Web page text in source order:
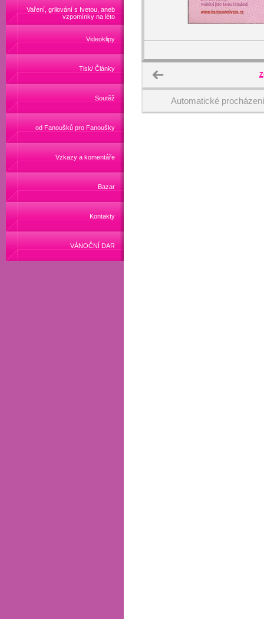
Vaření, grilování s Ivetou, aneb
vzpomínky na léto
Videoklipy
Tisk/ Články
Soutěž
od Fanoušků pro Fanoušky
Vzkazy a komentáře
Bazar
Kontakty
VÁNOČNÍ DAR
Automatické